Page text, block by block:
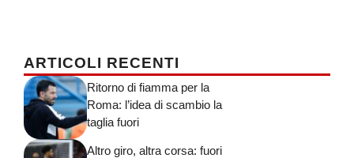
ARTICOLI RECENTI
Ritorno di fiamma per la
Roma: l’idea di scambio la
taglia fuori
Altro giro, altra corsa: fuori